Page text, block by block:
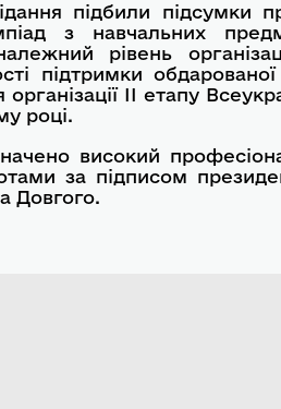
підбили підсумки
з навчальних
рівень
підтримки обдарованої
ІІ етапу
році.
високий
за підписом
Довгого.